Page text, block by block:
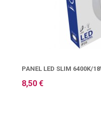
PANEL LED SLIM 6400K/
8,50 €